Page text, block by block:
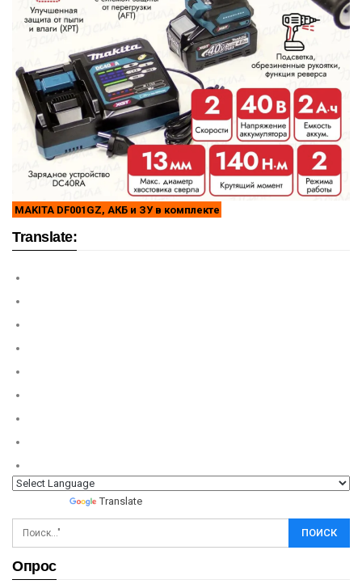
MAKITA DF001GZ, АКБ и ЗУ в комплекте
Translate:
Translate
Опрос